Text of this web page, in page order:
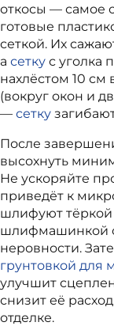
откосы — самое
готовые
сеткой. Их
а сетку с уголка
нахлёстом 10 см
(вокруг окон и
— сетку
После
высохнуть
Не ускоряйте
приведёт к
шлифуют тёркой
шлифмашинкой
неровности.
грунтовкой для
улучшит
снизит её
отделке.